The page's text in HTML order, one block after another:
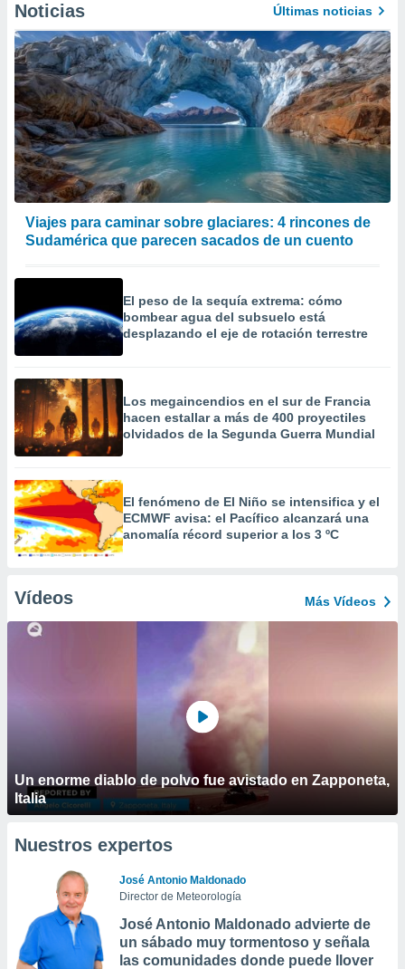
Noticias Últimas noticias
Viajes para caminar sobre glaciares: 4 rincones de
Sudamérica que parecen sacados de un cuento
El peso de la sequía extrema: cómo
bombear agua del subsuelo está
desplazando el eje de rotación terrestre
Los megaincendios en el sur de Francia
hacen estallar a más de 400 proyectiles
olvidados de la Segunda Guerra Mundial
El fenómeno de El Niño se intensifica y el
ECMWF avisa: el Pacífico alcanzará una
anomalía récord superior a los 3 ºC
Vídeos Más Vídeos
Un enorme diablo de polvo fue avistado en Zapponeta,
Italia
Nuestros expertos
José Antonio Maldonado
Director de Meteorología
José Antonio Maldonado advierte de
un sábado muy tormentoso y señala
las comunidades donde puede llover